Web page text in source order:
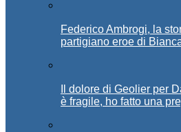
Federico Ambrogi, la
partigiano eroe di
Il dolore di Geolier per
è fragile, ho fatto una